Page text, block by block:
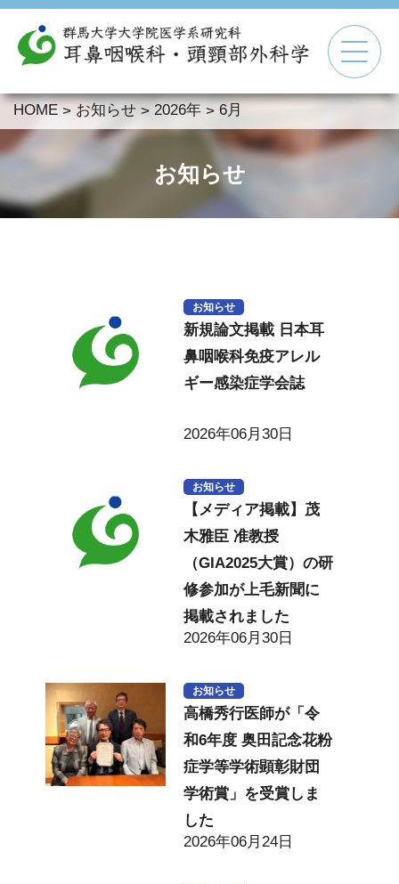
▼
HOME > お知らせ > 2026年 > 6月
お知らせ
お知らせ
新規論文掲載 日本耳
鼻咽喉科免疫アレル
ギー感染症学会誌
2026年06月30日
お知らせ
【メディア掲載】茂
木雅臣 准教授
（GIA2025大賞）の研
修参加が上毛新聞に
掲載されました
2026年06月30日
お知らせ
高橋秀行医師が「令
和6年度 奥田記念花粉
症学等学術顕彰財団
学術賞」を受賞しま
した
2026年06月24日